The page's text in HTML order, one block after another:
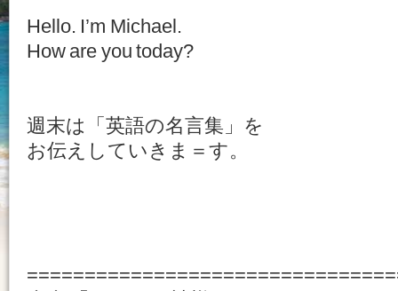
Hello. I’m Michael.
How are you today?
週末は「英語の名言集」を
お伝えしていきま＝す。